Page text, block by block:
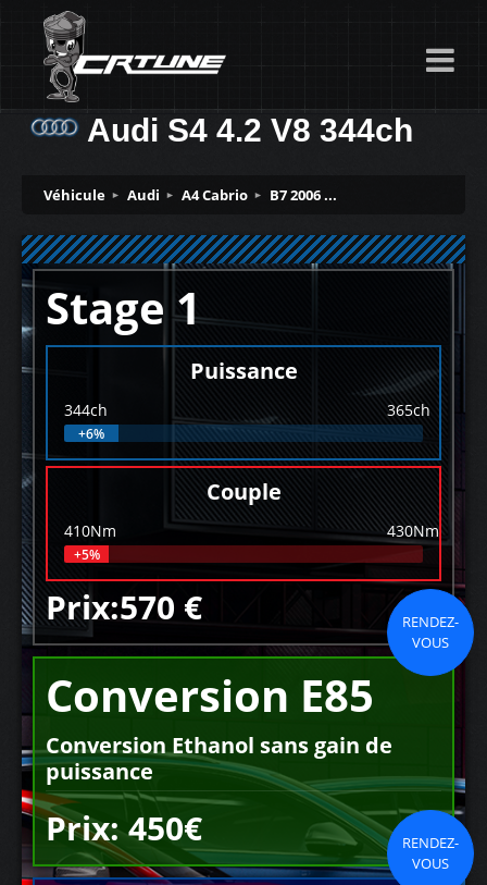
Audi S4 4.2 V8 344ch
Véhicule Audi A4 Cabrio B7 2006 ...
Stage 1
Puissance
344ch 365ch
+6%
Couple
410Nm 430Nm
+5%
Prix:570 €
RENDEZ-
VOUS
Conversion E85
Conversion Ethanol sans gain de
puissance
Prix: 450€
RENDEZ-
VOUS